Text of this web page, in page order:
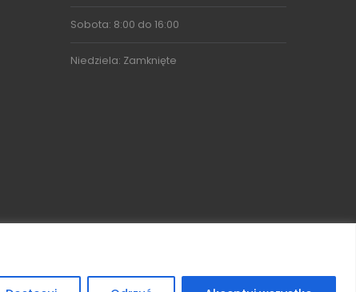
Sobota: 8:00 do 16:00
Niedziela: Zamknięte